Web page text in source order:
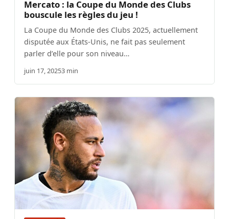
Mercato : la Coupe du Monde des Clubs
bouscule les règles du jeu !
La Coupe du Monde des Clubs 2025, actuellement
disputée aux États-Unis, ne fait pas seulement
parler d’elle pour son niveau…
juin 17, 20253 min